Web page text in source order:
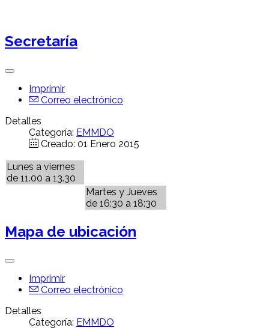
Secretaría
Imprimir
Correo electrónico
Detalles
Categoría: EMMDO
Creado: 01 Enero 2015
Lunes a viernes
de 11.00 a 13.30
Martes y Jueves
de 16:30 a 18:30
Mapa de ubicación
Imprimir
Correo electrónico
Detalles
Categoría: EMMDO